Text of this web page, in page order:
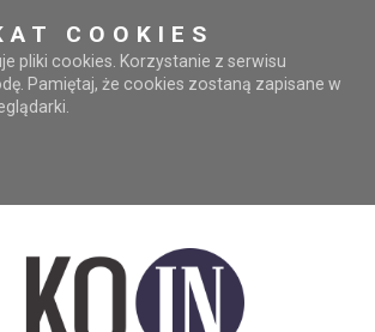
COOKIES
pliki cookies. Korzystanie z serwisu
Pamiętaj, że cookies zostaną zapisane w